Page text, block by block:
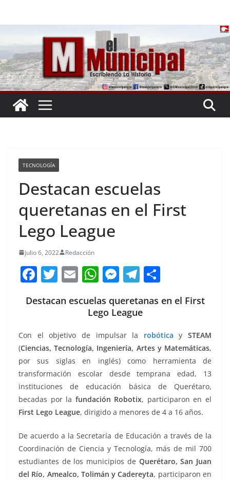
TECNOLOGÍA
Destacan escuelas
queretanas en el First
Lego League
julio 6, 2022 Redacción
F
c
b
o
o
k
T
itt
E
ai
W
at
s
A
p
p
M
ss
e
n
g
er
T
e
gr
a
m
m
ar
tir
Destacan escuelas queretanas en el First
Lego League
Con el objetivo de impulsar la robótica y STEAM
(Ciencias, Tecnología, Ingeniería, Artes y Matemáticas,
por sus siglas en inglés) como herramienta de
transformación escolar desde temprana edad, 13
instituciones de educación básica de Querétaro,
becadas por la fundación Robotix, participaron en el
First Lego League, dirigido a menores de 4 a 16 años.
De acuerdo a la Secretaría de Educación a través de la
Coordinación de Ciencia y Tecnología, más de mil 700
estudiantes de los municipios de Querétaro, San Juan
del Río, Amealco, Tolimán y Cadereyta, participaron en